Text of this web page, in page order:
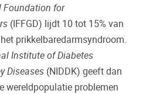
Foundation for
(IFFGD) lijdt 10 tot 15% van
prikkelbaredarmsyndroom.
Institute of Diabetes
Diseases (NIDDK) geeft dan
wereldpopulatie problemen